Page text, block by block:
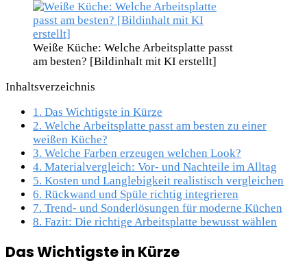
Weiße Küche: Welche Arbeitsplatte passt
am besten? [Bildinhalt mit KI erstellt]
Inhaltsverzeichnis
1. Das Wichtigste in Kürze
2. Welche Arbeitsplatte passt am besten zu einer
weißen Küche?
3. Welche Farben erzeugen welchen Look?
4. Materialvergleich: Vor- und Nachteile im Alltag
5. Kosten und Langlebigkeit realistisch vergleichen
6. Rückwand und Spüle richtig integrieren
7. Trend- und Sonderlösungen für moderne Küchen
8. Fazit: Die richtige Arbeitsplatte bewusst wählen
Das Wichtigste in Kürze